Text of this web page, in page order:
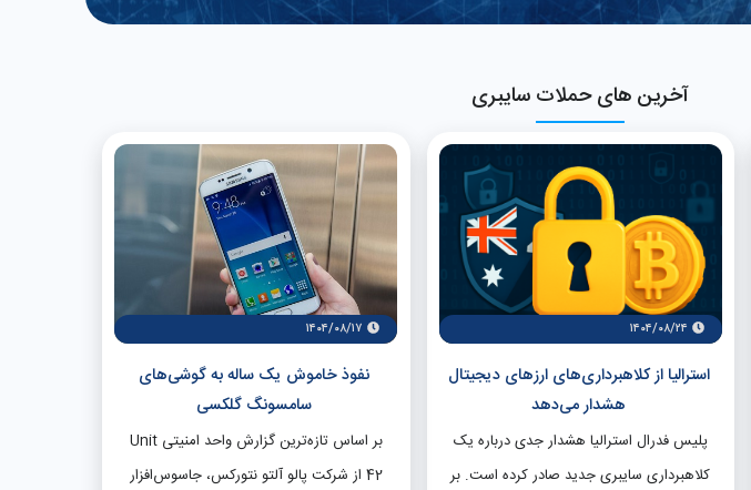
آخرین های حملات سایبری
۱۴۰۴/۰۸/۲۴
استرالیا از کلاهبرداری‌های ارزهای دیجیتال
هشدار می‌دهد
پلیس فدرال استرالیا هشدار جدی درباره یک
کلاهبرداری سایبری جدید صادر کرده است. بر
۱۴۰۴/۰۸/۱۷
نفوذ خاموش یک ساله به گوشی‌های
سامسونگ گلکسی
بر اساس تازه‌ترین گزارش واحد امنیتی Unit
42 از شرکت پالو آلتو نتورکس، جاسوس‌افزار